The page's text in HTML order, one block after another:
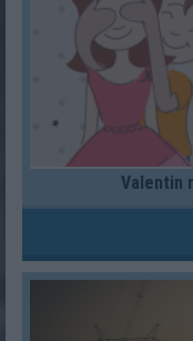
Valentin